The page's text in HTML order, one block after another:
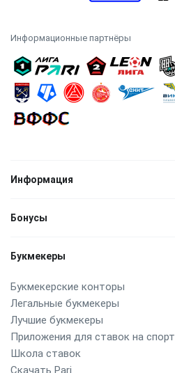
Информационные партнёры
Информация
Бонусы
Букмекеры
Букмекерские конторы
Легальные букмекеры
Лучшие букмекеры
Приложения для ставок на спорт
Школа ставок
Скачать Pari